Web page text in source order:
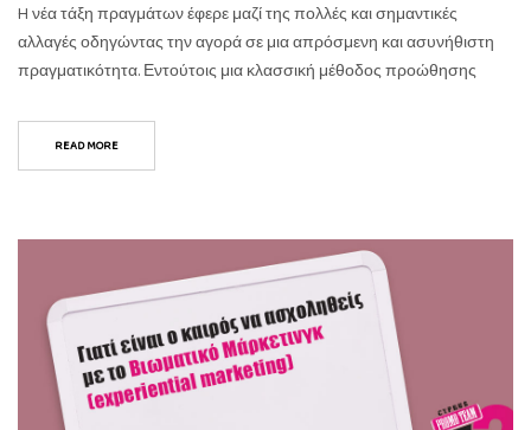
H νέα τάξη πραγμάτων έφερε μαζί της πολλές και σημαντικές
αλλαγές οδηγώντας την αγορά σε μια απρόσμενη και ασυνήθιστη
πραγματικότητα. Εντούτοις μια κλασσική μέθοδος προώθησης
READ MORE